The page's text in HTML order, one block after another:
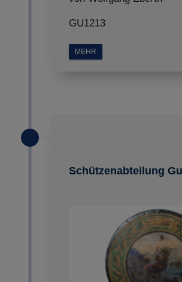
GU1213
MEHR
Schützenabteilung